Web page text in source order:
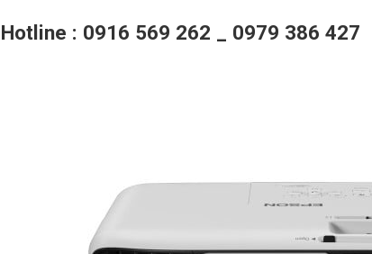
Hotline : 0916 569 262 _ 0979 386 427